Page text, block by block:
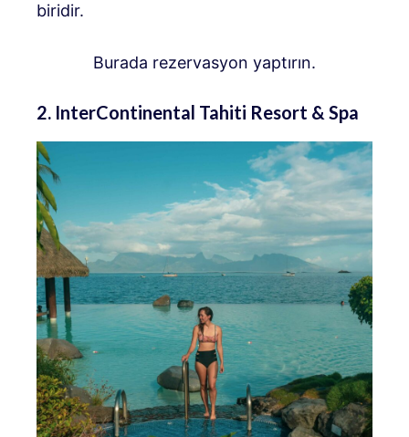
biridir.
Burada rezervasyon yaptırın.
2. InterContinental Tahiti Resort & Spa